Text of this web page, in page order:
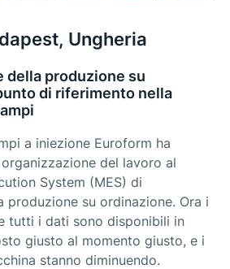
Ungheria
della produzione su
di riferimento nella
a iniezione Euroform ha
del lavoro al
System (MES) di
produzione su ordinazione. Ora i
tutti i dati sono disponibili in
giusto al momento giusto, e i
stanno diminuendo.